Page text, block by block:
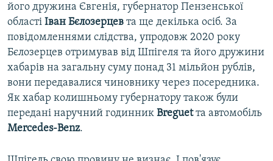
його дружина Євгенія, губернатор Пензенської
області Іван Бєлозерцев та ще декілька осіб. За
повідомленнями слідства, упродовж 2020 року
Бєлозерцев отримував від Шпігеля та його дружини
хабарів на загальну суму понад 31 мільйон рублів,
вони передавалися чиновнику через посередника.
Як хабар колишньому губернатору також були
передані наручний годинник Breguetта автомобіль
Mercedes-Benz.